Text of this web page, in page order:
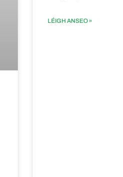
LÉIGH ANSEO »